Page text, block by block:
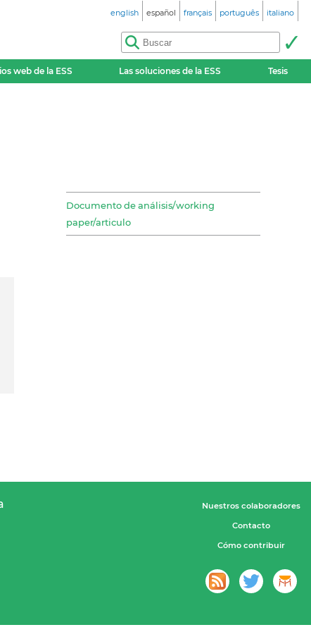
english español français português italiano
web de la ESS Las soluciones de la ESS Tesis
Documento de análisis/working
paper/articulo
Nuestros colaboradores
Contacto
Cómo contribuir